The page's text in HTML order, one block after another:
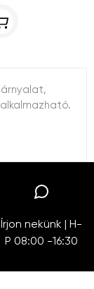
Írjon nekünk | H-
P 08:00 -16:30